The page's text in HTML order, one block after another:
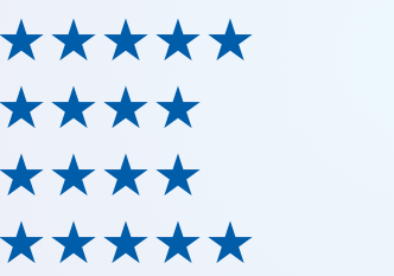
★★★★★
★★★★
★★★★
★★★★★